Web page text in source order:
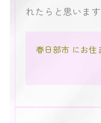
れたらと思います
春日部市 にお住